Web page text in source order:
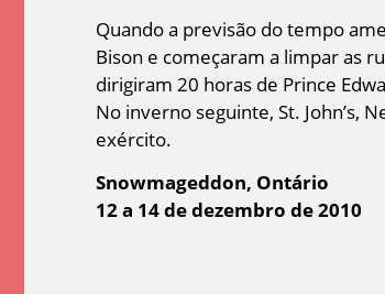
Quando a previsão do tempo
Bison e começaram a limpar as
dirigiram 20 horas de Prince
No inverno seguinte, St. John’s,
exército.
Snowmageddon, Ontário
12 a 14 de dezembro de 2010